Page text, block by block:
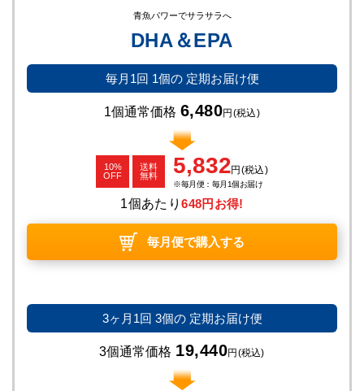
青魚パワーでサラサラへ
DHA＆EPA
毎月1回 1個の定期お届け便
1個通常価格 6,480円 (税込)
10%
OFF
送料
無料
5,832円 (税込)
毎月便：毎月1個お届け
1個あたり648円お得!
毎月便で購入する
3ヶ月1回 3個の定期お届け便
3個通常価格 19,440円 (税込)